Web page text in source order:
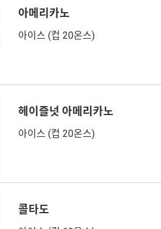
아메리카노
아이스 (컵 20온스)
헤이즐넛 아메리카노
아이스 (컵 20온스)
콜타도